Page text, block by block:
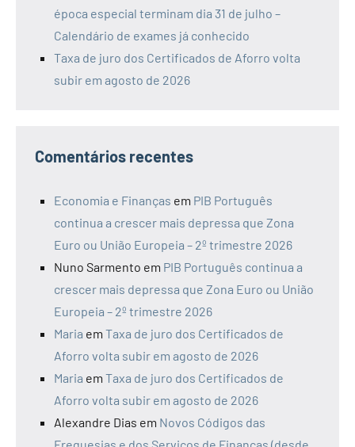
época especial terminam dia 31 de julho –
Calendário de exames já conhecido
Taxa de juro dos Certificados de Aforro volta
subir em agosto de 2026
Comentários recentes
Economia e Finanças em PIB Português
continua a crescer mais depressa que Zona
Euro ou União Europeia – 2º trimestre 2026
Nuno Sarmento em PIB Português continua a
crescer mais depressa que Zona Euro ou União
Europeia – 2º trimestre 2026
Maria em Taxa de juro dos Certificados de
Aforro volta subir em agosto de 2026
Maria em Taxa de juro dos Certificados de
Aforro volta subir em agosto de 2026
Alexandre Dias em Novos Códigos das